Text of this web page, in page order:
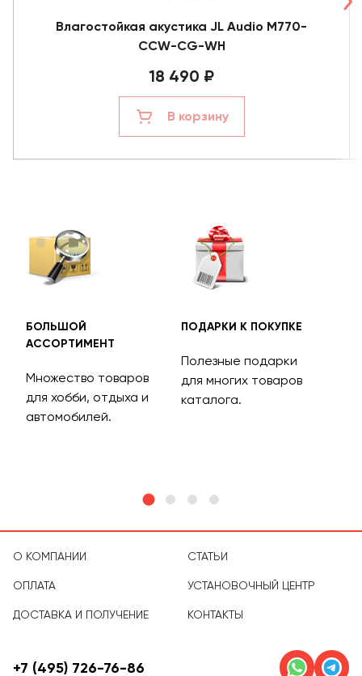
Влагостойкая акустика JL Audio M770-
CCW-CG-WH
18 490 ₽
В корзину
БОЛЬШОЙ
АССОРТИМЕНТ
Множество товаров
для хобби, отдыха и
автомобилей.
ПОДАРКИ К ПОКУПКЕ
Полезные подарки
для многих товаров
каталога.
О КОМПАНИИ
ОПЛАТА
ДОСТАВКА И ПОЛУЧЕНИЕ
СТАТЬИ
УСТАНОВОЧНЫЙ ЦЕНТР
КОНТАКТЫ
+7 (495) 726-76-86